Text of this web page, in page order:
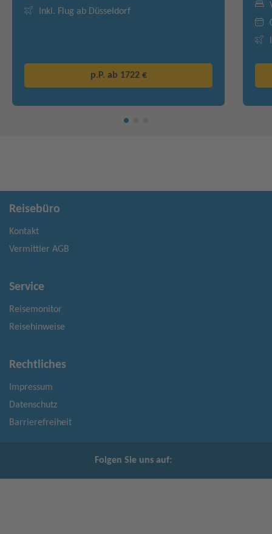
Inkl. Flug ab Düsseldorf
p.P. ab 1722 €
Reisebüro
Kontakt
Vermittler AGB
Service
Reisemonitor
Reisehinweise
Rechtliches
Impressum
Datenschutz
Barrierefreiheit
Folgen Sie uns auf: